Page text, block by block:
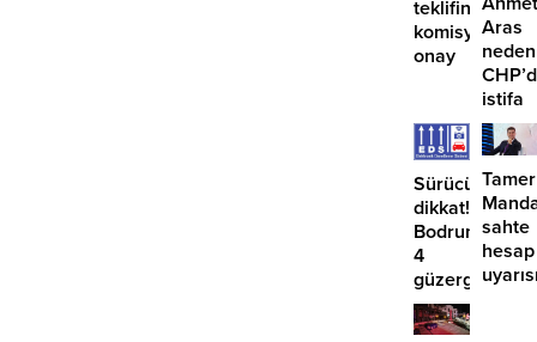
teklifine
komisyondan
onay
Aras
neden
istifa
Sürücüler
dikkat!
Bodrum’da
4
güzergahta
EDS
başlıyor
Tamer
sahte
hesap